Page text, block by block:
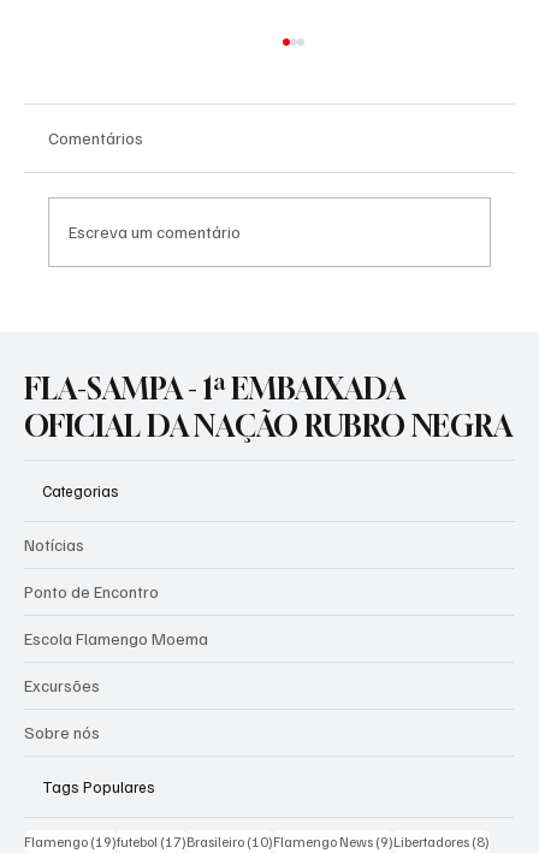
LIDERANÇA DAS MAIORES TORCIDAS DO
BRASIL
Comentários
Escreva um comentário
FLA-SAMPA - 1ª EMBAIXADA
OFICIAL DA NAÇÃO RUBRO NEGRA
Categorias
Notícias
Ponto de Encontro
Escola Flamengo Moema
Excursões
Sobre nós
Tags Populares
Flamengo (19)19 posts
futebol (17)17 posts
Brasileiro (10)10 posts
Flamengo News (9)9 posts
Libertadores (8)